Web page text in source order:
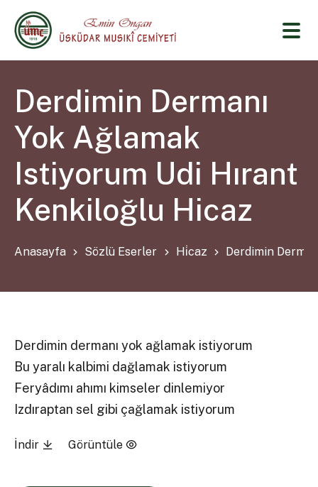
Derdimin Dermanı
Yok Ağlamak
Istiyorum Udi Hırant
Kenkiloğlu Hicaz
Anasayfa Sözlü Eserler Hi̇caz Derdimin
Derdimin dermanı yok ağlamak istiyorum
Bu yaralı kalbimi dağlamak istiyorum
Feryâdımı ahımı kimseler dinlemiyor
Izdıraptan sel gibi çağlamak istiyorum
İndir Görüntüle